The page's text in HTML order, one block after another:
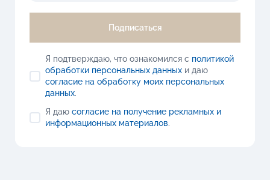
Подписаться
Я подтверждаю, что ознакомился с политикой
обработки персональных данныхи даю
согласие на обработку моих персональных
данных.
Я даю согласие на получение рекламных и
информационных материалов.